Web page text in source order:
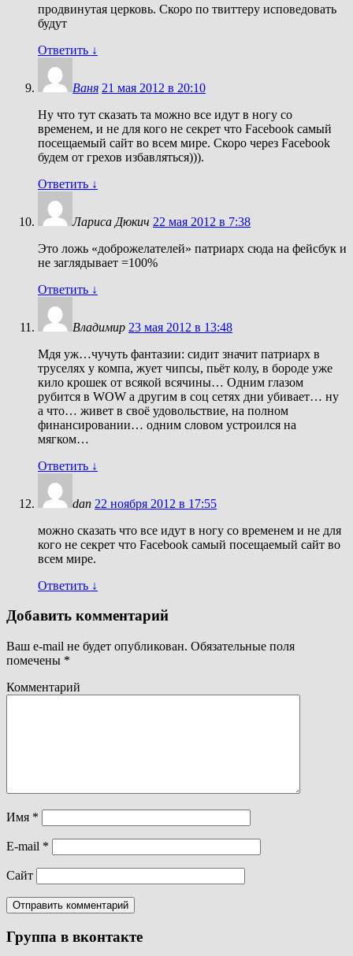
продвинутая церковь. Скоро по твиттеру исповедовать
будут
Ответить ↓
Ваня 21 мая 2012 в 20:10
Ну что тут сказать та можно все идут в ногу со
временем, и не для кого не секрет что Facebook самый
посещаемый сайт во всем мире. Скоро через Facebook
будем от грехов избавляться))).
Ответить ↓
Лариса Дюкич 22 мая 2012 в 7:38
Это ложь «доброжелателей» патриарх сюда на фейсбук и
не заглядывает =100%
Ответить ↓
Владимир 23 мая 2012 в 13:48
Мдя уж…чучуть фантазии: сидит значит патриарх в
труселях у компа, жует чипсы, пьёт колу, в бороде уже
кило крошек от всякой всячины… Одним глазом
рубится в WOW а другим в соц сетях дни убивает… ну
а что… живет в своё удовольствие, на полном
финансировании… одним словом устроился на
мягком…
Ответить ↓
dan 22 ноября 2012 в 17:55
можно сказать что все идут в ногу со временем и не для
кого не секрет что Facebook самый посещаемый сайт во
всем мире.
Ответить ↓
Добавить комментарий
Ваш e-mail не будет опубликован. Обязательные поля
помечены *
Комментарий
Имя *
E-mail *
Сайт
Группа в вконтакте